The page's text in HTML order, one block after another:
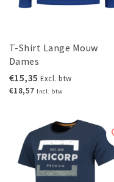
T-Shirt Lange Mouw
Dames
€15,35 Excl. btw
€18,57 Incl. btw